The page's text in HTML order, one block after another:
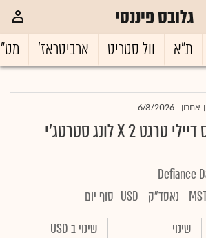
גלובס פיננסי
ת"א וול סטריט ארביטראז'
אחרון 6/8/2026
דיפאיינס דיילי טרגט 2 X לונג סטרטג'י
Defiance
נאסד"ק USD סוף יום
שינוי שינוי ב USD